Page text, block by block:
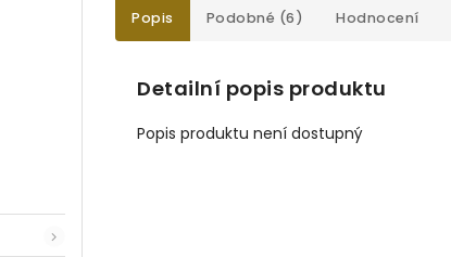
Popis Podobné (6) Hodnocení
Detailní popis produktu
Popis produktu není dostupný